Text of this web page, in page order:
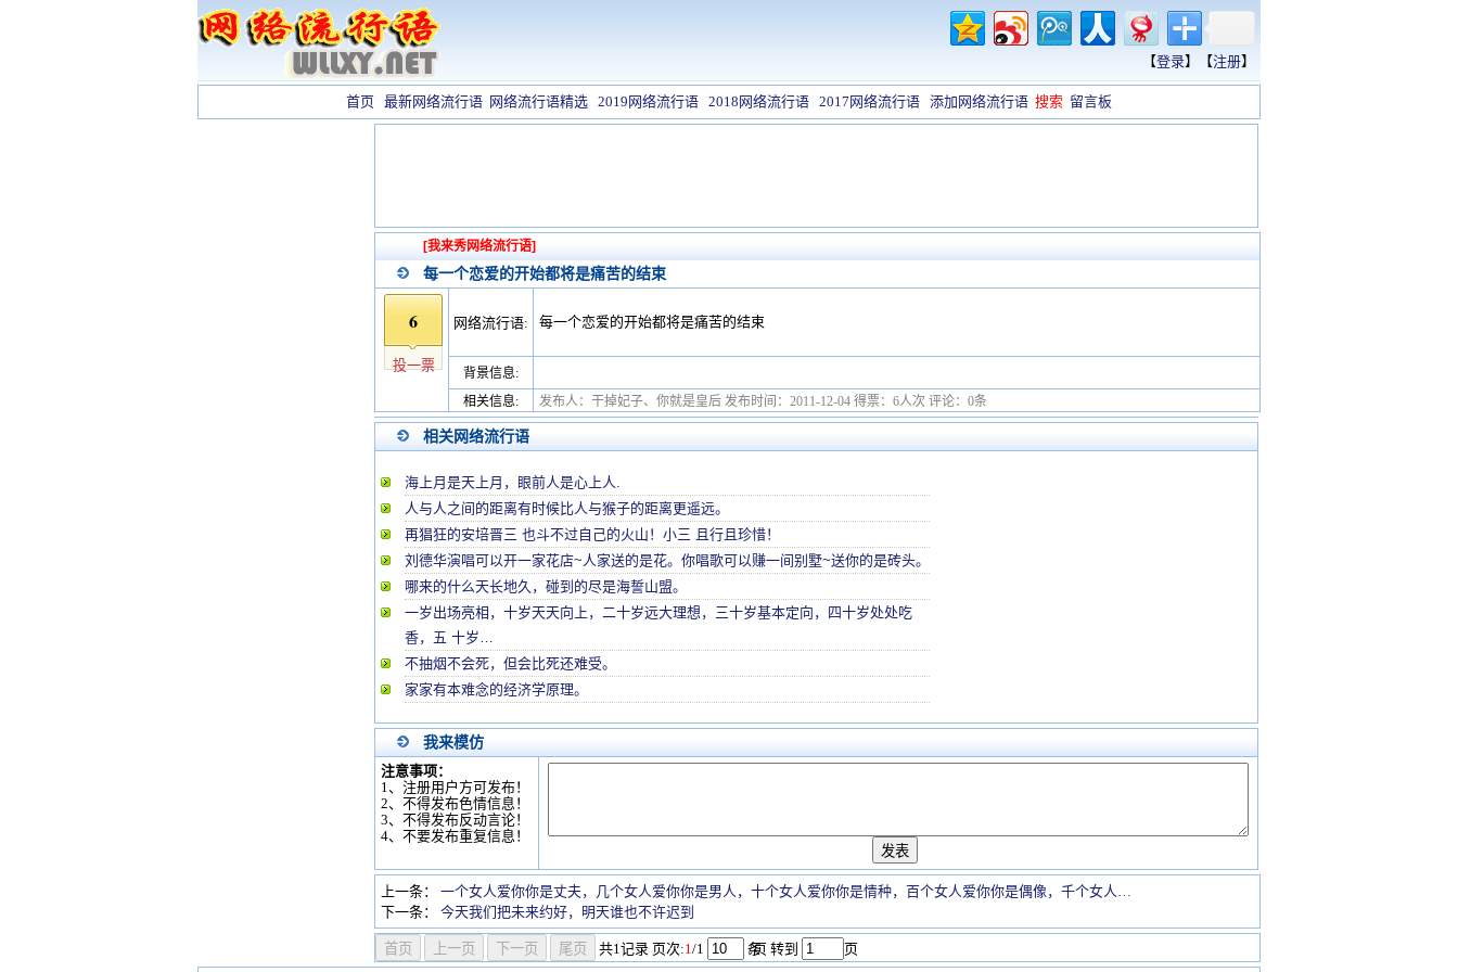
【登录】【注册】
首页 最新网络流行语 网络流行语精选 2019网络流行语 2018网络流行语 2017网络流行语 添加网络流行语 搜索 留言板
[我来秀网络流行语]
每一个恋爱的开始都将是痛苦的结束
6
投一票
网络流行语: 每一个恋爱的开始都将是痛苦的结束
背景信息:
相关信息:
发布人：干掉妃子、你就是皇后 发布时间：2011-12-04 得票：6人次 评论：0条
相关网络流行语
海上月是天上月，眼前人是心上人.
人与人之间的距离有时候比人与猴子的距离更遥远。
再猖狂的安培晋三 也斗不过自己的火山！小三 且行且珍惜！
刘德华演唱可以开一家花店~人家送的是花。你唱歌可以赚一间别墅~送你的是砖头。
哪来的什么天长地久，碰到的尽是海誓山盟。
一岁出场亮相，十岁天天向上，二十岁远大理想，三十岁基本定向，四十岁处处吃
香，五 十岁…
不抽烟不会死，但会比死还难受。
家家有本难念的经济学原理。
我来模仿
注意事项：
1、注册用户方可发布！
2、不得发布色情信息！
3、不得发布反动言论！
4、不要发布重复信息！
上一条：
一个女人爱你你是丈夫，几个女人爱你你是男人，十个女人爱你你是情种，百个女人爱你你是偶像，千个女人…
下一条：
今天我们把未来约好，明天谁也不许迟到
共1记录 页次:1/1 条
/页 转到 页